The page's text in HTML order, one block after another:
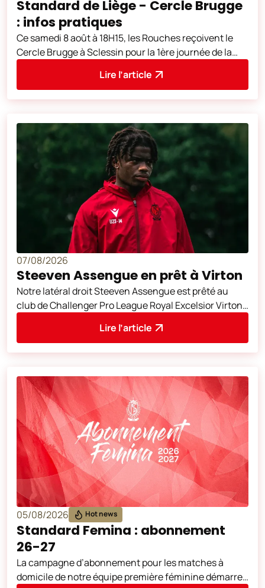
Standard de Liège - Cercle Brugge
: infos pratiques
Ce samedi 8 août à 18H15, les Rouches reçoivent le
Cercle Brugge à Sclessin pour la 1ère journée de la
Lire l’article
07/08/2026
Steeven Assengue en prêt à Virton
Notre latéral droit Steeven Assengue est prêté au
club de Challenger Pro League Royal Excelsior Virton
Lire l’article
05/08/2026 Hot news
Standard Femina : abonnement
26-27
La campagne d’abonnement pour les matches à
domicile de notre équipe première féminine démarre